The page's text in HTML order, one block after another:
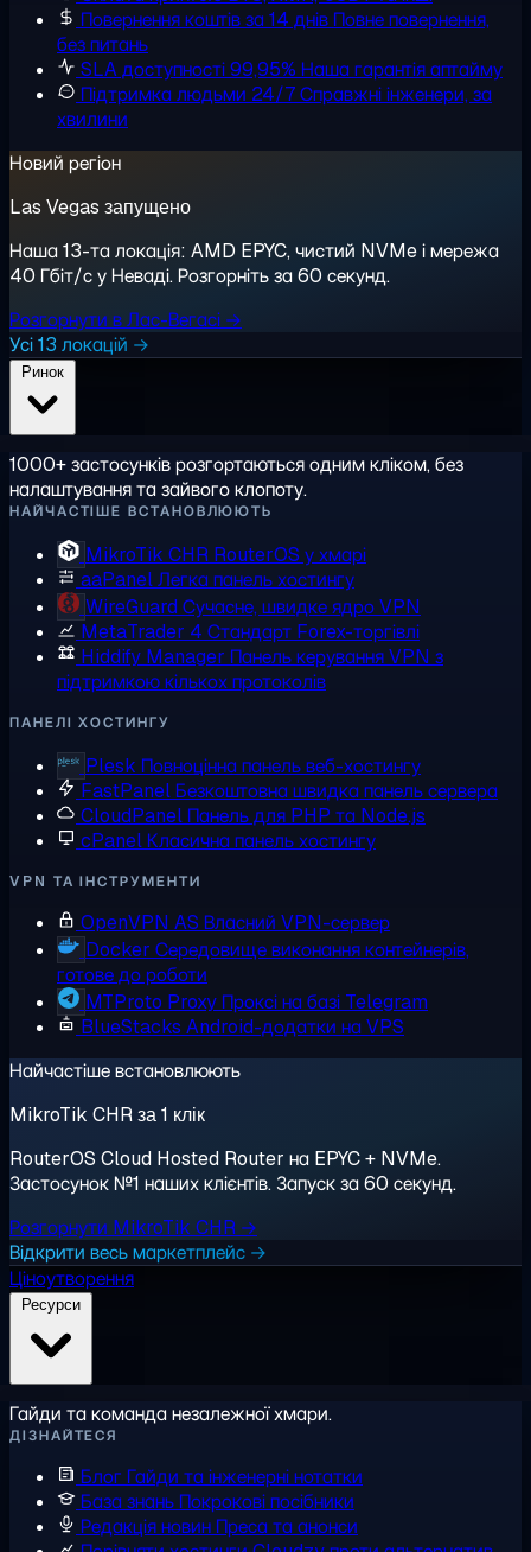
Повернення коштів за 14 днів Повне повернення,
без питань
SLA доступності 99,95% Наша гарантія аптайму
Підтримка людьми 24/7Справжні інженери, за
хвилини
Новий регіон
Las Vegas запущено
Наша 13-та локація: AMD EPYC, чистий NVMe і мережа
40 Гбіт/с у Неваді. Розгорніть за 60 секунд.
Розгорнути в Лас-Вегасі →
Усі 13 локацій →
1000+ застосунків розгортаються одним кліком, без
налаштування та зайвого клопоту.
НАЙЧАСТІШЕ ВСТАНОВЛЮЮТЬ
MikroTik CHR RouterOS у хмарі
aaPanelЛегка панель хостингу
WireGuard Сучасне, швидке ядро VPN
MetaTrader 4 Стандарт Forex-торгівлі
Hiddify Manager Панель керування VPN з
підтримкою кількох протоколів
ПАНЕЛІ ХОСТИНГУ
Plesk Повноцінна панель веб-хостингу
FastPanelБезкоштовна швидка панель сервера
CloudPanel Панель для PHP та Node.js
cPanelКласична панель хостингу
VPN ТА ІНСТРУМЕНТИ
OpenVPN AS Власний VPN-сервер
Docker Середовище виконання контейнерів,
готове до роботи
MTProto Proxy Проксі на базі Telegram
BlueStacks Android-додатки на VPS
Найчастіше встановлюють
MikroTik CHR за 1 клік
RouterOS Cloud Hosted Router на EPYC + NVMe.
Застосунок №1 наших клієнтів. Запуск за 60 секунд.
Розгорнути MikroTik CHR →
Відкрити весь маркетплейс →
Ціноутворення
Гайди та команда незалежної хмари.
ДІЗНАЙТЕСЯ
Блог Гайди та інженерні нотатки
База знань Покрокові посібники
Редакція новин Преса та анонси